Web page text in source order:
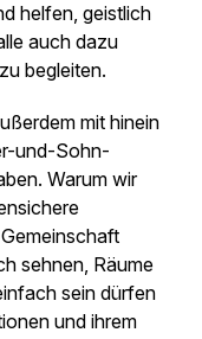
helfen, geistlich
auch dazu
begleiten.
mit hinein
und-Sohn-
Warum wir
sehnen, Räume
sein dürfen
und ihrem